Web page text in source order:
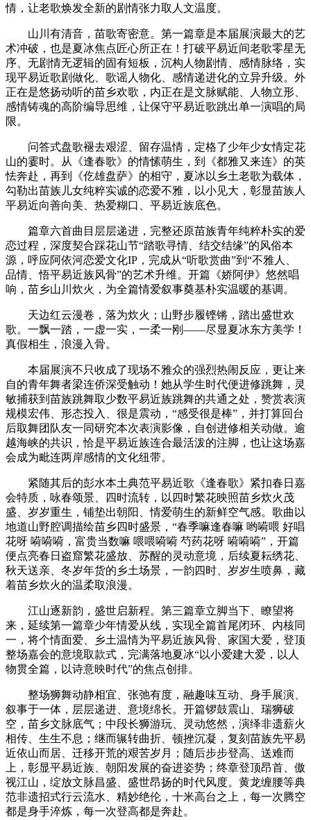
情，让老歌焕发全新的剧情张力取人文温度。
山川有清音，苗歌寄密意。第一篇章是本届展演最大的艺
术冲破，也是夏冰焦点匠心所正在！打破平易近间老歌零星无
序、无剧情无逻辑的固有短板，沉构人物剧情、感情脉络，实
现平易近歌剧做化、歌谣人物化、感情递进化的立异升级。外
正在是悠扬动听的苗乡欢歌，内正在是文脉赋能、人物立形、
感情铸魂的高阶编导思维，让保守平易近歌跳出单一演唱的局
限。
问答式盘歌褪去艰涩、留存温情，定格了少年少女情定花
山的霎时。从《逢春歌》的情愫萌生，到《都雅又来连》的英
怯奔赴，再到《仡雄盘萨》的相守，夏冰以乡土老歌为载体，
勾勒出苗族儿女纯粹实诚的恋爱不雅，以小见大，彰显苗族人
平易近向善向美、热爱糊口、平易近族底色。
篇章六首曲目层层递进，完整还原苗族青年纯粹朴实的爱
恋过程，深度契合踩花山节“踏歌寻情、结交结缘”的风俗本
源，呼应阿依河恋爱文化IP，完成从“听歌赏曲”到“不雅人、
品情、悟平易近族风骨”的艺术升维。开篇《娇阿伊》悠然唱
响，苗乡山川炊火，为全篇情爱叙事奠基朴实温暖的基调。
天边红云漫卷，落为炊火；山野步履铿锵，踏出盛世欢
歌。一飘一踏，一虚一实，一柔一刚——尽显夏冰东方美学！
真假相生，浪漫入骨。
本届展演不只收成了现场不雅众的强烈热闹反应，更让来
自的青年舞者梁连侨深受触动！她从学生时代便进修跳舞，灵
敏捕获到苗族跳舞取少数平易近族跳舞的共通之处，赞赏表演
规模宏伟、形态投入、很是震动，“感受很是棒”，并打算回台
后取舞团队友一同研究本次表演影像，自创进修相关动做。逾
越海峡的共识，恰是平易近族连合最活泼的注脚，也让这场嘉
会成为毗连两岸感情的文化纽带。
紧随其后的彭水本土典范平易近歌《逢春歌》紧扣春日嘉
会特质，咏春颂景、四时流转，以四时繁花映照苗乡炊火茂
盛、岁岁重生，铺垫出朝阳、情爱萌生的新鲜空气感。歌曲以
地道山野腔调描绘苗乡四时盛景，“春季嘛逢春嘛 哟嗬喂 好唱
花呀 嗬嗬嗬，富贵当数嘛 喂喂嗬嗬 芍药花呀 嗬嗬嗬”，开篇
便点亮春日盗窟繁花盛放、苏醒的灵动意境，后续夏耘绣花、
秋天送亲、冬岁年货的乡土场景，一韵四时、岁岁生喷鼻，藏
着苗乡炊火的温柔取浪漫。
江山逐新韵，盛世启新程。第三篇章立脚当下、瞭望将
来，延续第一篇章少年情爱从线，实现全篇首尾闭环、内核同
一，将个情面爱、乡土温情为平易近族风骨、家国大爱，登顶
整场嘉会的意境取款式，完满落地夏冰“以小爱建大爱，以人
物贯全篇，以诗意映时代”的焦点创排。
整场狮舞动静相宜、张弛有度，融趣味互动、身手展演、
叙事于一体，层层递进、意境绵长。开篇锣鼓震山、瑞狮破
空，苗乡文脉底气；中段长狮游玩、灵动悠然，演绎非遗薪火
相传、生生不息；继而辗转曲折、顿挫沉凝，复刻苗族先平易
近依山而居、迁移开荒的艰苦岁月；随后步步登高、送难而
上，彰显平易近族、朝阳发展的奋进姿势；终章登顶昂首、傲
视江山，绽放文脉昌盛、盛世昂扬的时代风度。黄龙缠腰等典
范非遗招式行云流水、精妙绝伦，十米高台之上，每一次腾空
都是身手淬炼，每一次登高都是奔赴。